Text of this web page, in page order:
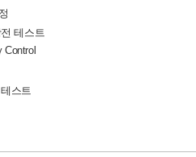
테스트
Control
스트